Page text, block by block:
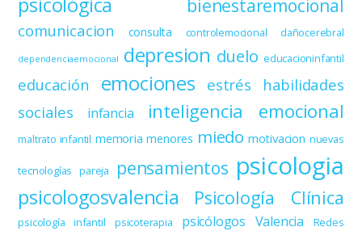
bienestaremocional
comunicacion consulta controlemocional dañocerebral
dependenciaemocional depresion duelo educacioninfantil
educación emociones estrés
habilidades
sociales
infancia inteligencia emocional
maltrato infantil memoria menores miedo motivacion nuevas
tecnologías pareja pensamientos psicologia
psicologosvalencia Psicología Clínica
psicología infantil psicoterapia psicólogos Valencia
Redes